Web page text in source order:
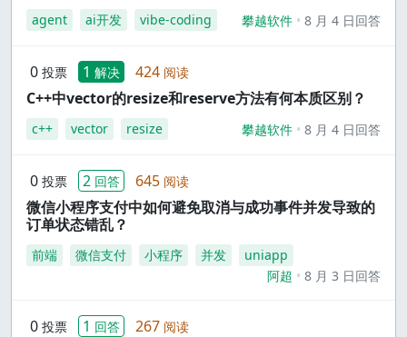
agent ai开发 vibe-coding 攀越软件 8 月 4 日回答
0 投票 1 解决 424 阅读
C++中vector的resize和reserve方法有何本质区别？
c++ vector resize 攀越软件 8 月 4 日回答
0 投票 2 回答 645 阅读
微信小程序支付中如何避免取消与成功事件并发导致的
订单状态错乱？
前端 微信支付 小程序 并发
uniapp
阿超
8 月 3 日回答
0 投票 1 回答 267 阅读